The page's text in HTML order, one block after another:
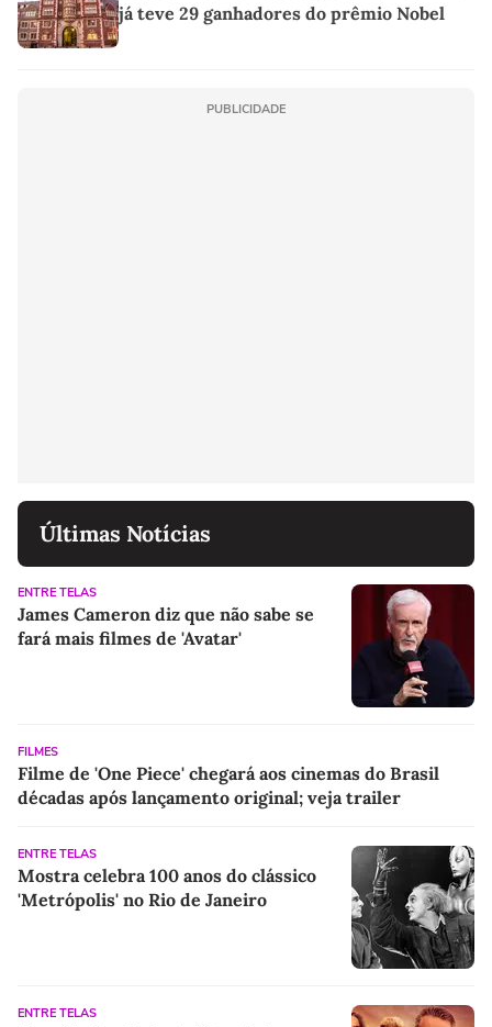
já teve 29 ganhadores do prêmio Nobel
PUBLICIDADE
Últimas Notícias
ENTRE TELAS
James Cameron diz que não sabe se
fará mais filmes de 'Avatar'
FILMES
Filme de 'One Piece' chegará aos cinemas do Brasil
décadas após lançamento original; veja trailer
ENTRE TELAS
Mostra celebra 100 anos do clássico
'Metrópolis' no Rio de Janeiro
ENTRE TELAS